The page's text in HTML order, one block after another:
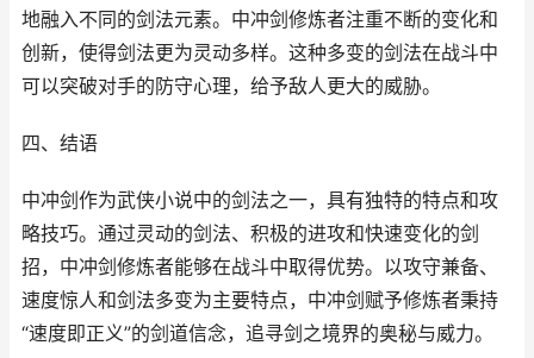
地融入不同的剑法元素。中冲剑修炼者注重不断的变化和
创新，使得剑法更为灵动多样。这种多变的剑法在战斗中
可以突破对手的防守心理，给予敌人更大的威胁。
四、结语
中冲剑作为武侠小说中的剑法之一，具有独特的特点和攻
略技巧。通过灵动的剑法、积极的进攻和快速变化的剑
招，中冲剑修炼者能够在战斗中取得优势。以攻守兼备、
速度惊人和剑法多变为主要特点，中冲剑赋予修炼者秉持
“速度即正义”的剑道信念，追寻剑之境界的奥秘与威力。